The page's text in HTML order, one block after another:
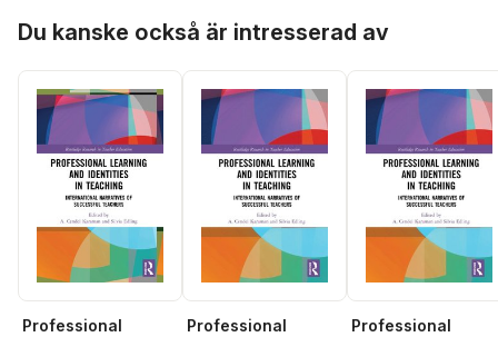
Du kanske också är intresserad av
Professional
Professional
Professional